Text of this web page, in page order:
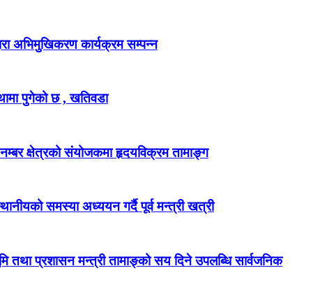
अभिमुखिकरण कार्यक्रम सम्पन्न
पुगेको छ , खतिवडा
क्षेत्रको संयोजकमा हृदयविक्रम तामाङ्ग
समस्या अध्ययन गर्दै पूर्व मन्त्री खत्री
तथा प्रशासन मन्त्री तामाङ्को सय दिने उपलब्धि सार्वजनिक